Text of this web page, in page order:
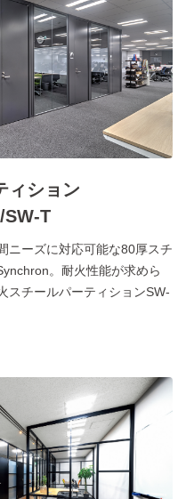
ィション
T
ニーズに対応可能な80厚スチ
。耐火性能が求めら
スチールパーティションSW-